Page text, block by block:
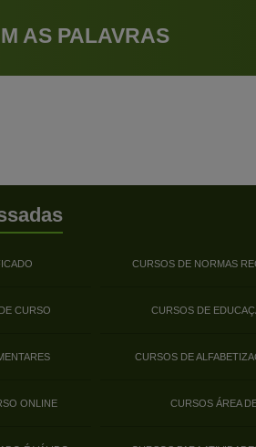
AS PALAVRAS
CURSO
ONLINE
CURSOS DE NORMAS
CURSOS DE
CURSOS DE
CURSOS ÁREA